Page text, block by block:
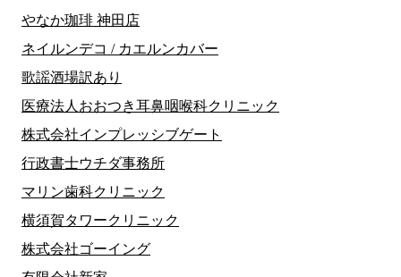
やなか珈琲 神田店
ネイルンデコ / カエルンカバー
歌謡酒場訳あり
医療法人おおつき耳鼻咽喉科クリニック
株式会社インプレッシブゲート
行政書士ウチダ事務所
マリン歯科クリニック
横須賀タワークリニック
株式会社ゴーイング